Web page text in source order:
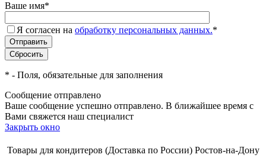
Ваше имя*
Я согласен на обработку персональных данных.*
* - Поля, обязательные для заполнения
Сообщение отправлено
Ваше сообщение успешно отправлено. В ближайшее время с
Вами свяжется наш специалист
Закрыть окно
Товары для кондитеров (Доставка по России) Ростов-на-Дону